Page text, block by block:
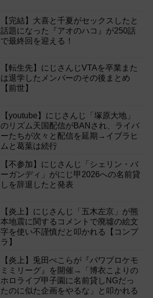
【完結】大喜と千夏がセックスしたと
話題になった『アオのハコ』が250話
で最終回を迎える！
【転生先】にじさんじVTAを卒業また
は退学したメンバーのその後まとめ
【前世】
【youtube】にじさんじ「塚原大地」
のリズム天国配信がBANされ、ライバ
ーたちが次々と配信を延期→イブラヒ
ムと葛葉は続行
【不参加】にじさんじ「シェリン・バ
ーガンディ」がにじ甲2026への名前貸
しを辞退したと発表
【炎上】にじさんじ「五木左京」が熊
本地震に関するコメントで廃墟の絵文
字を使い不謹慎だと叩かれる【コンプ
ラ】
【炎上】兎田ぺこらが『パワプロケモ
ミミリーグ』を開催→「博衣こよりの
ホロライブ甲子園に名前貸しNGだっ
たのに似た企画をやるな」と叩かれる